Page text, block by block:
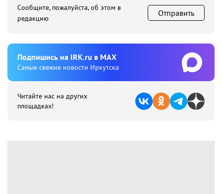
Сообщите, пожалуйста, об этом в
редакцию
Отправить
Подпишиcь на IRK.ru в MAX
Cамые свежие новости Иркутска
Читайте нас на других
площадках!